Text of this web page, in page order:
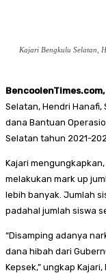
Kajari Bengkulu Selatan,
BencoolenTimes.com,
Selatan, Hendri Hanafi,
dana Bantuan
Selatan tahun 2021-
Kajari
melakukan mark up
lebih banyak. Jumlah
padahal jumlah siswa
“Disamping adanya
dana hibah dari
Kepsek,” ungkap